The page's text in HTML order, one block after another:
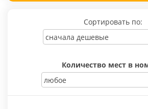
Сортировать по:
Количество мест в